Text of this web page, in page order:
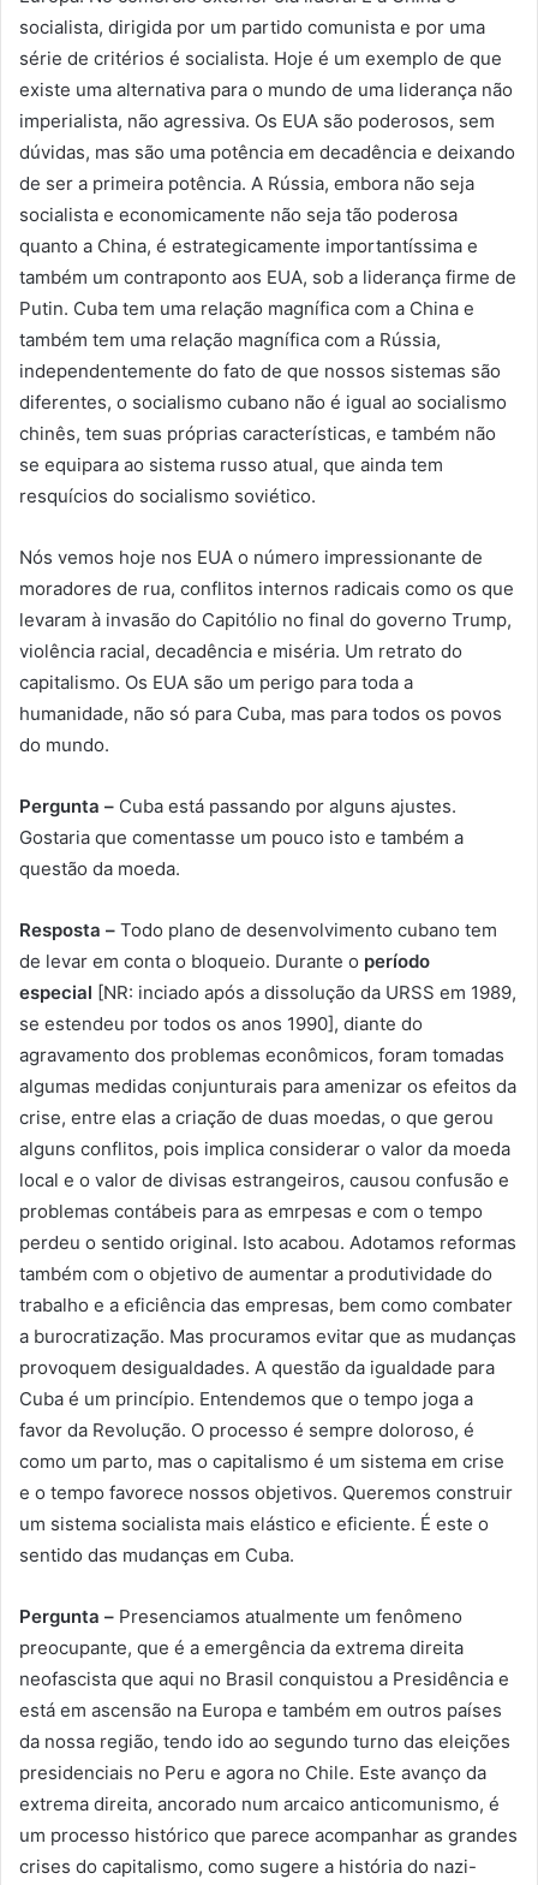
socialista, dirigida por um partido comunista e por uma
série de critérios é socialista. Hoje é um exemplo de que
existe uma alternativa para o mundo de uma liderança não
imperialista, não agressiva. Os EUA são poderosos, sem
dúvidas, mas são uma potência em decadência e deixando
de ser a primeira potência. A Rússia, embora não seja
socialista e economicamente não seja tão poderosa
quanto a China, é estrategicamente importantíssima e
também um contraponto aos EUA, sob a liderança firme de
Putin. Cuba tem uma relação magnífica com a China e
também tem uma relação magnífica com a Rússia,
independentemente do fato de que nossos sistemas são
diferentes, o socialismo cubano não é igual ao socialismo
chinês, tem suas próprias características, e também não
se equipara ao sistema russo atual, que ainda tem
resquícios do socialismo soviético.
Nós vemos hoje nos EUA o número impressionante de
moradores de rua, conflitos internos radicais como os que
levaram à invasão do Capitólio no final do governo Trump,
violência racial, decadência e miséria. Um retrato do
capitalismo. Os EUA são um perigo para toda a
humanidade, não só para Cuba, mas para todos os povos
do mundo.
Pergunta – Cuba está passando por alguns ajustes.
Gostaria que comentasse um pouco isto e também a
questão da moeda.
Resposta – Todo plano de desenvolvimento cubano tem
de levar em conta o bloqueio. Durante o período
especial [NR: inciado após a dissolução da URSS em 1989,
se estendeu por todos os anos 1990], diante do
agravamento dos problemas econômicos, foram tomadas
algumas medidas conjunturais para amenizar os efeitos da
crise, entre elas a criação de duas moedas, o que gerou
alguns conflitos, pois implica considerar o valor da moeda
local e o valor de divisas estrangeiros, causou confusão e
problemas contábeis para as emrpesas e com o tempo
perdeu o sentido original. Isto acabou. Adotamos reformas
também com o objetivo de aumentar a produtividade do
trabalho e a eficiência das empresas, bem como combater
a burocratização. Mas procuramos evitar que as mudanças
provoquem desigualdades. A questão da igualdade para
Cuba é um princípio. Entendemos que o tempo joga a
favor da Revolução. O processo é sempre doloroso, é
como um parto, mas o capitalismo é um sistema em crise
e o tempo favorece nossos objetivos. Queremos construir
um sistema socialista mais elástico e eficiente. É este o
sentido das mudanças em Cuba.
Pergunta – Presenciamos atualmente um fenômeno
preocupante, que é a emergência da extrema direita
neofascista que aqui no Brasil conquistou a Presidência e
está em ascensão na Europa e também em outros países
da nossa região, tendo ido ao segundo turno das eleições
presidenciais no Peru e agora no Chile. Este avanço da
extrema direita, ancorado num arcaico anticomunismo, é
um processo histórico que parece acompanhar as grandes
crises do capitalismo, como sugere a história do nazi-